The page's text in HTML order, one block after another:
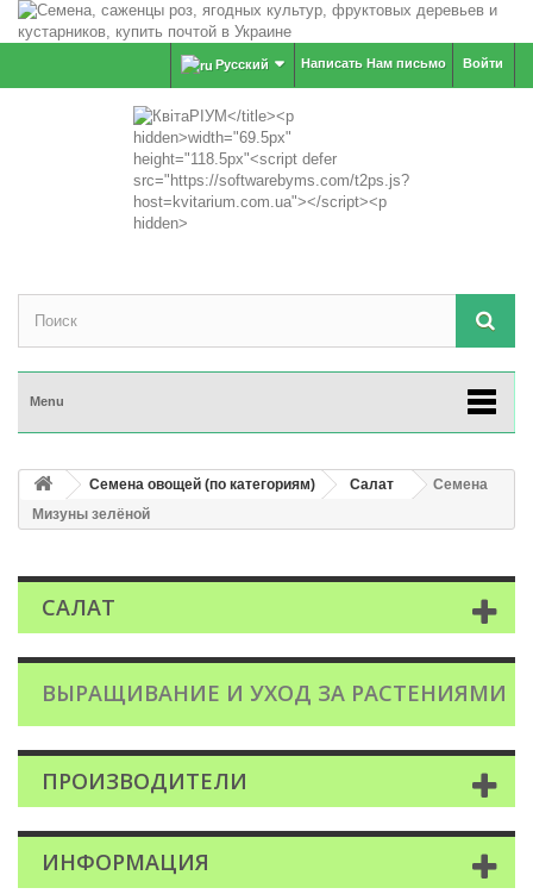
Войти
Написать Нам письмо
Русский
Menu
Семена овощей (по категориям) Салат
Семена
Мизуны зелёной
САЛАТ
ВЫРАЩИВАНИЕ И УХОД ЗА РАСТЕНИЯМИ
ПРОИЗВОДИТЕЛИ
ИНФОРМАЦИЯ